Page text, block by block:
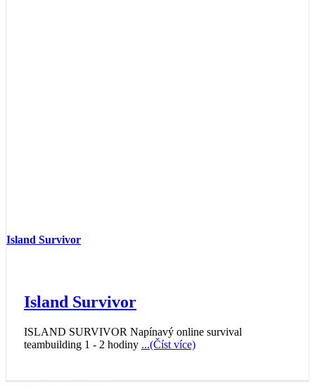
Island Survivor
Island Survivor
ISLAND SURVIVOR Napínavý online survival
teambuilding 1 - 2 hodiny ...(Číst více)